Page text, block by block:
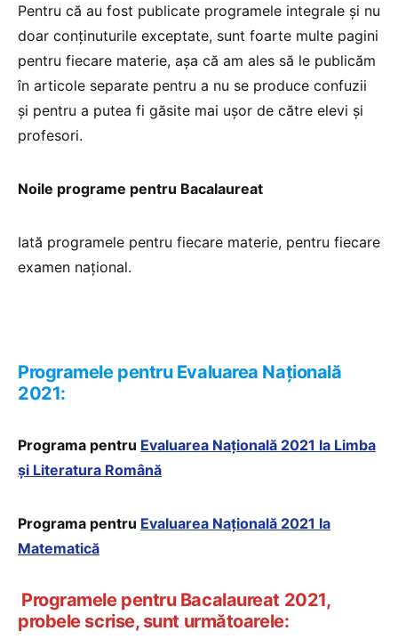
Pentru că au fost publicate programele integrale și nu
doar conținuturile exceptate, sunt foarte multe pagini
pentru fiecare materie, așa că am ales să le publicăm
în articole separate pentru a nu se produce confuzii
și pentru a putea fi găsite mai ușor de către elevi și
profesori.
Noile programe pentru Bacalaureat
Iată programele pentru fiecare materie, pentru fiecare
examen național.
Programele pentru Evaluarea Națională
2021:
Programa pentru Evaluarea Națională 2021 la Limba
și Literatura Română
Programa pentru Evaluarea Națională 2021 la
Matematică
Programele pentru Bacalaureat 2021,
probele scrise, sunt următoarele: